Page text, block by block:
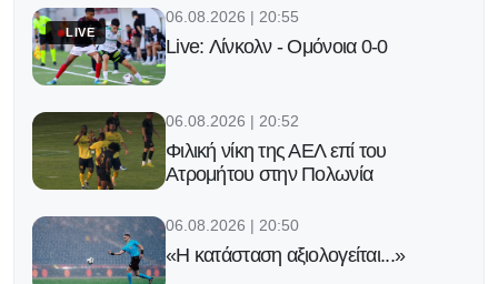
LIVE
06.08.2026 | 20:55
Live: Λίνκολν - Ομόνοια 0-0
06.08.2026 | 20:52
Φιλική νίκη της ΑΕΛ επί του
Ατρομήτου στην Πολωνία
06.08.2026 | 20:50
«Η κατάσταση αξιολογείται...»